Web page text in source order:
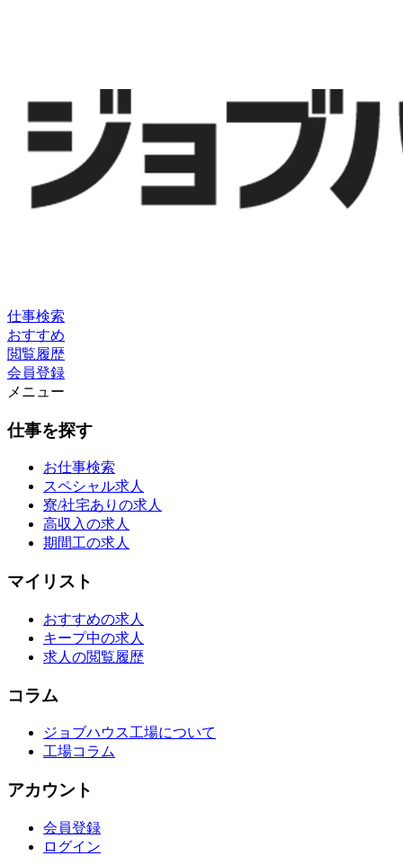
仕事検索
おすすめ
閲覧履歴
会員登録
メニュー
仕事を探す
お仕事検索
スペシャル求人
寮/社宅ありの求人
高収入の求人
期間工の求人
マイリスト
おすすめの求人
キープ中の求人
求人の閲覧履歴
コラム
ジョブハウス工場について
工場コラム
アカウント
会員登録
ログイン